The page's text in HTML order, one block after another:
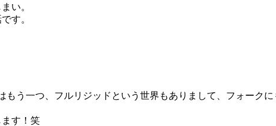
い。
す。
う一つ、フルリジッドという世界もありまして、フォーク
す！笑